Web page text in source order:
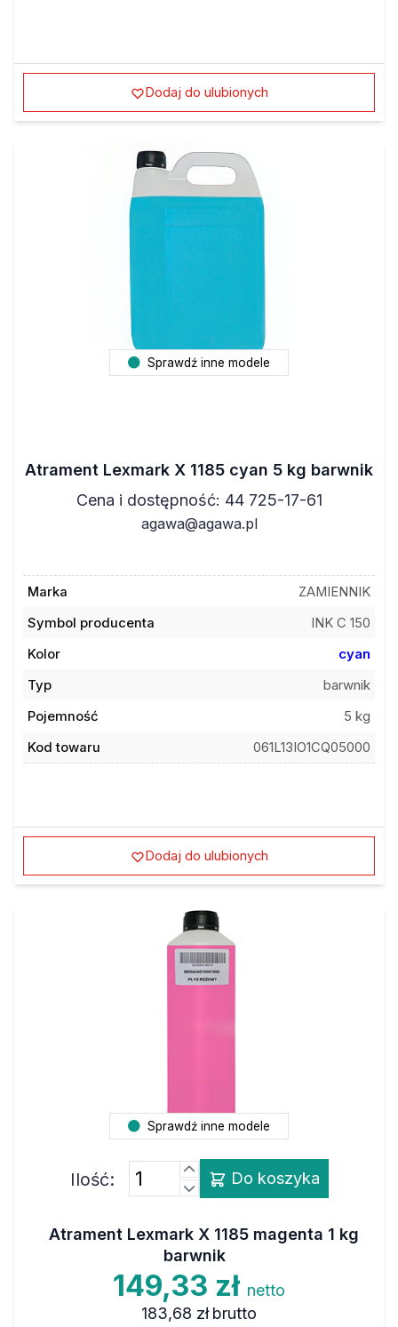
Dodaj do ulubionych
Sprawdź inne modele
Atrament Lexmark X 1185 cyan 5 kg barwnik
Cena i dostępność: 44 725-17-61
agawa@agawa.pl
Marka
ZAMIENNIK
Symbol producenta
INK C 150
Kolor
cyan
Typ
barwnik
Pojemność
5 kg
Kod towaru
061L13IO1CQ05000
Dodaj do ulubionych
Sprawdź inne modele
Ilość: Do koszyka
Atrament Lexmark X 1185 magenta 1 kg
barwnik
149,33 zł netto
183,68 zł brutto